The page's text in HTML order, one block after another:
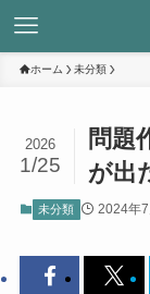
ホーム 未分類
問題
が出
2026
1/25
未分類 2024年7